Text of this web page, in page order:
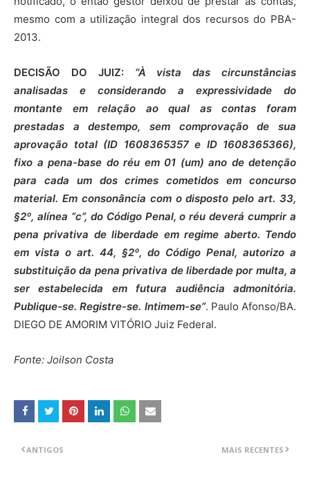
mesmo com a utilização integral dos recursos do PBA-
2013.
DECISÃO DO JUIZ:
“À vista das circunstâncias
analisadas e considerando a expressividade do
montante em relação ao qual as contas foram
prestadas a destempo, sem comprovação de sua
aprovação total (ID 1608365357 e ID 1608365366),
fixo a pena-base do réu em 01 (um) ano de detenção
para cada um dos crimes cometidos em concurso
material. Em consonância com o disposto pelo art. 33,
§2º, alínea “c”, do Código Penal, o réu deverá cumprir a
pena privativa de liberdade em regime aberto. Tendo
em vista o art. 44, §2º, do Código Penal, autorizo a
substituição da pena privativa de liberdade por multa, a
ser estabelecida em futura audiência admonitória.
Publique-se. Registre-se. Intimem-se”. Paulo Afonso/BA.
DIEGO DE AMORIM VITÓRIO Juiz Federal.
Fonte: Joilson Costa
MAIS RECENTES
ANTIGOS